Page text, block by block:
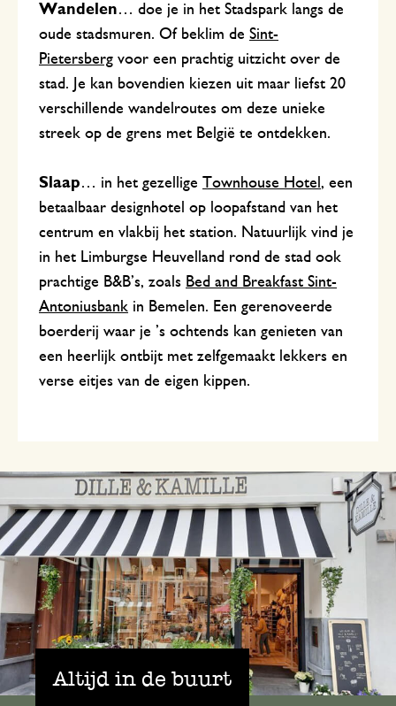
Wandelen… doe je in het Stadspark langs de
oude stadsmuren. Of beklim de Sint-
Pietersberg voor een prachtig uitzicht over de
stad. Je kan bovendien kiezen uit maar liefst 20
verschillende wandelroutes om deze unieke
streek op de grens met België te ontdekken.
Slaap… in het gezellige Townhouse Hotel , een
betaalbaar designhotel op loopafstand van het
centrum en vlakbij het station. Natuurlijk vind je
in het Limburgse Heuvelland rond de stad ook
prachtige B&B’s, zoals Bed and Breakfast Sint-
Antoniusbank in Bemelen. Een gerenoveerde
boerderij waar je ’s ochtends kan genieten van
een heerlijk ontbijt met zelfgemaakt lekkers en
verse eitjes van de eigen kippen.
Altijd in de buurt